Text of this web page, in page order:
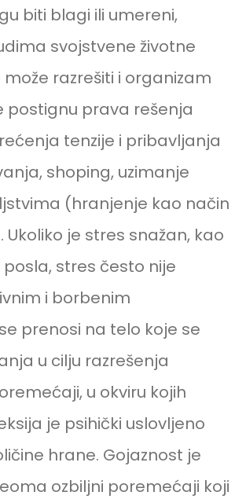
biti blagi ili umereni,
svojstvene životne
razrešiti i organizam
postignu prava rešenja
tenzije i pribavljanja
shoping, uzimanje
(hranjenje kao način
je stres snažan, kao
stres često nije
i borbenim
prenosi na telo koje se
u cilju razrešenja
u okviru kojih
je psihički uslovljeno
hrane. Gojaznost je
ozbiljni poremećaji koji